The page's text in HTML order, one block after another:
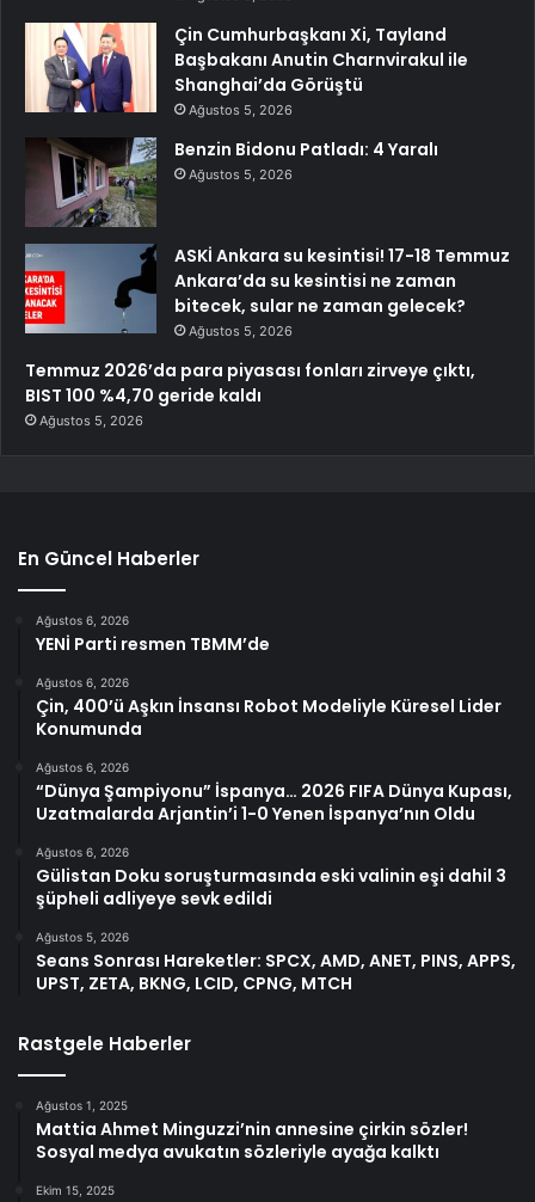
Çin Cumhurbaşkanı Xi, Tayland
Başbakanı Anutin Charnvirakul ile
Shanghai’da Görüştü
Ağustos 5, 2026
Benzin Bidonu Patladı: 4 Yaralı
Ağustos 5, 2026
ASKİ Ankara su kesintisi! 17-18 Temmuz
Ankara’da su kesintisi ne zaman
bitecek, sular ne zaman gelecek?
Ağustos 5, 2026
Temmuz 2026’da para piyasası fonları zirveye çıktı,
BIST 100 %4,70 geride kaldı
Ağustos 5, 2026
En Güncel Haberler
Ağustos 6, 2026
YENİ Parti resmen TBMM’de
Ağustos 6, 2026
Çin, 400’ü Aşkın İnsansı Robot Modeliyle Küresel Lider
Konumunda
Ağustos 6, 2026
“Dünya Şampiyonu” İspanya… 2026 FIFA Dünya Kupası,
Uzatmalarda Arjantin’i 1-0 Yenen İspanya’nın Oldu
Ağustos 6, 2026
Gülistan Doku soruşturmasında eski valinin eşi dahil 3
şüpheli adliyeye sevk edildi
Ağustos 5, 2026
Seans Sonrası Hareketler: SPCX, AMD, ANET, PINS, APPS,
UPST, ZETA, BKNG, LCID, CPNG, MTCH
Rastgele Haberler
Ağustos 1, 2025
Mattia Ahmet Minguzzi’nin annesine çirkin sözler!
Sosyal medya avukatın sözleriyle ayağa kalktı
Ekim 15, 2025